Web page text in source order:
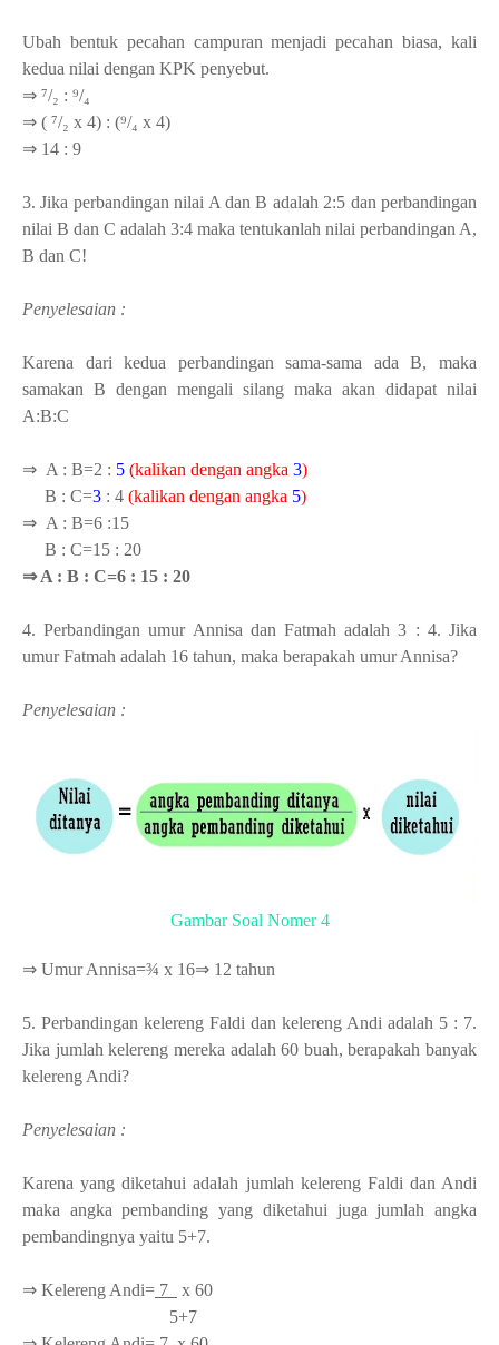
Ubah bentuk pecahan campuran menjadi pecahan biasa, kali
kedua nilai dengan KPK penyebut.
⇒ ⁷/₂ : ⁹/₄
⇒ ( ⁷/₂ x 4) : (⁹/₄ x 4)
⇒ 14 : 9
3. Jika perbandingan nilai A dan B adalah 2:5 dan perbandingan
nilai B dan C adalah 3:4 maka tentukanlah nilai perbandingan A,
B dan C!
Penyelesaian :
Karena dari kedua perbandingan sama-sama ada B, maka
samakan B dengan mengali silang maka akan didapat nilai
A:B:C
⇒ A : B=2 : 5 (kalikan dengan angka 3)
B : C=3 : 4 (kalikan dengan angka 5)
⇒ A : B=6 :15
B : C=15 : 20
⇒ A : B : C=6 : 15 : 20
4. Perbandingan umur Annisa dan Fatmah adalah 3 : 4. Jika
umur Fatmah adalah 16 tahun, maka berapakah umur Annisa?
Penyelesaian :
Gambar Soal Nomer 4
⇒ Umur Annisa=¾ x 16⇒ 12 tahun
5. Perbandingan kelereng Faldi dan kelereng Andi adalah 5 : 7.
Jika jumlah kelereng mereka adalah 60 buah, berapakah banyak
kelereng Andi?
Penyelesaian :
Karena yang diketahui adalah jumlah kelereng Faldi dan Andi
maka angka pembanding yang diketahui juga jumlah angka
pembandingnya yaitu 5+7.
⇒ Kelereng Andi= 7
x 60
5+7